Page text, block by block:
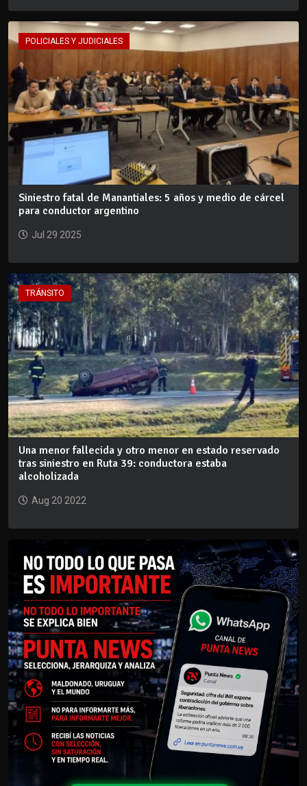
POLICIALES Y JUDICIALES
Siniestro fatal de Manantiales: 5 años y medio de cárcel
para conductor argentino
Jul 29 2025
TRÁNSITO
Una menor fallecida y otro menor en estado reservado
tras siniestro en Ruta 39: conductora estaba
alcoholizada
Aug 20 2022